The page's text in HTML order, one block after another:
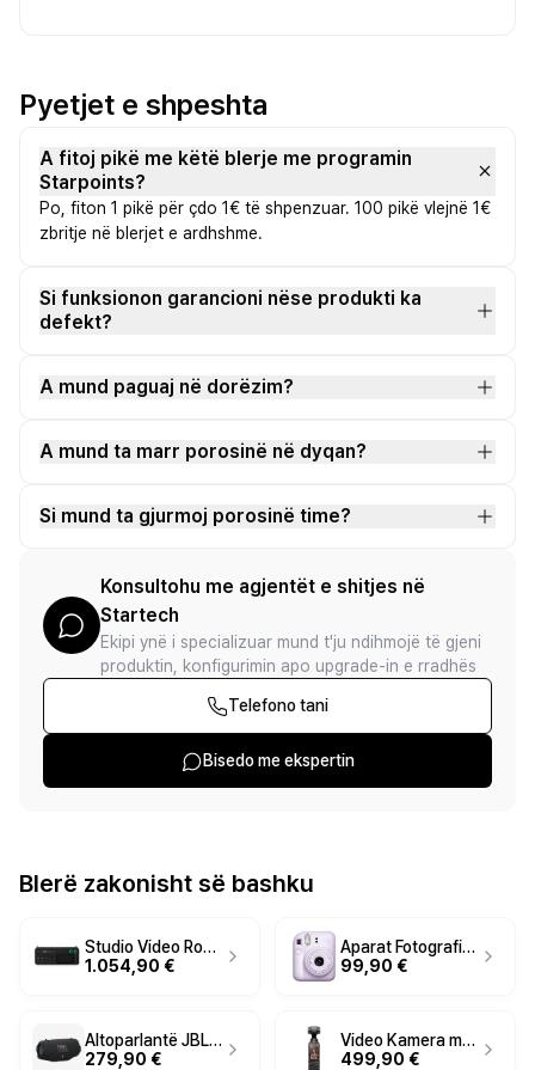
Pyetjet e shpeshta
A fitoj pikë me këtë blerje me programin
Starpoints?
Po, fiton 1 pikë për çdo 1€ të shpenzuar. 100 pikë vlejnë 1€
zbritje në blerjet e ardhshme.
Si funksionon garancioni nëse produkti ka
defekt?
A mund paguaj në dorëzim?
A mund ta marr porosinë në dyqan?
Si mund ta gjurmoj porosinë time?
Konsultohu me agjentët e shitjes në
Startech
Ekipi ynë i specializuar mund t'ju ndihmojë të gjeni
produktin, konfigurimin apo upgrade-in e rradhës
Telefono tani
Bisedo me ekspertin
Blerë zakonisht së bashku
Studio Video Rode RDECaster / USB‑C + Bluetooth 5.3 + WLAN + HDMI - Zezë
1.054,90 €
Aparat Fotografik Instant Fujifilm Instax Mini 12 - Vjollcë
99,90 €
Altoparlantë JBL Xtreme 4 EUNA - Zezë
279,90 €
Video Kamera me Gimbal DJI Osmo Pocket 3 - Zezë
499,90 €